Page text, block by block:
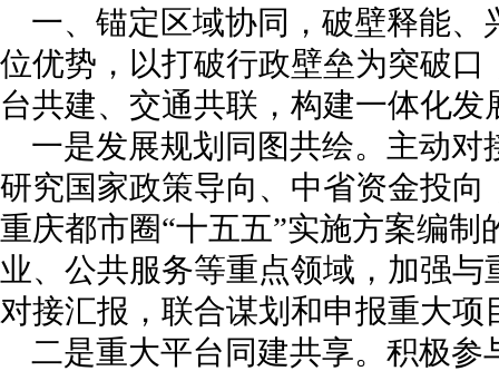
一、锚定区域协同，破壁释能、
位优势，以打破行政壁垒为突破
台共建、交通共联，构建一体化发
一是发展规划同图共绘。主动
研究国家政策导向、中省资金投向
重庆都市圈“十五五”实施方案编
业、公共服务等重点领域，加强
对接汇报，联合谋划和申报重大项
二是重大平台同建共享。积极